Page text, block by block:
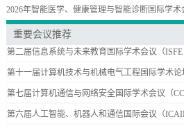
2026年智能医学、健康管理与智能诊断国际学术
重要会议推荐
第二届信息系统与未来教育国际学术会议（ISFE
第十一届计算机技术与机械电气工程国际学术论
第七届计算机通信与网络安全国际学术会议（
第六届人工智能、机器人和通信国际会议（